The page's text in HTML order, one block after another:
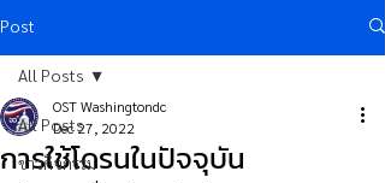
Post
All Posts
ข่าวกิจกรรม
All Posts
การใช้โดรนในปัจจุบัน
OST Washingtondc
Dec 27, 2022